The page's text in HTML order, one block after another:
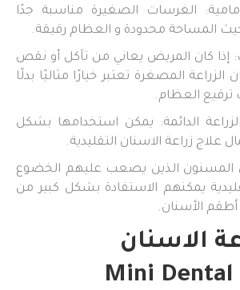
الغرسات الصغيرة مناسبة جدًا
المساحة محدودة و العظام رقيقة.
كان المريض يعاني من تآكل أو نقص
المصغرة تعتبر خيارًا مثاليًا بدلًا
ترقيع العظام.
الدائمة: يمكن استخدامها بشكل
زراعة الاسنان التقليدية.
المسنون الذين يصعب عليهم الخضوع
يمكنهم الاستفادة بشكل كبير من
أطقم الأسنان.
الاسنان
المصغرة Mini Dental